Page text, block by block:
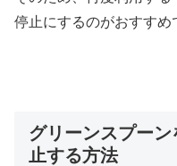
停止にするのがおすすめ
グリーンスプー
止する方法